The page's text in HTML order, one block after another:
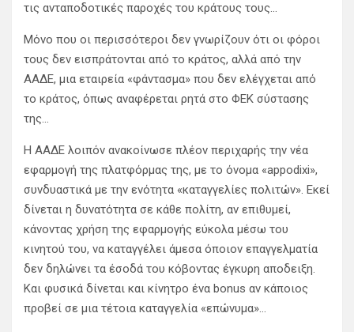
τις ανταποδοτικές παροχές του κράτους τους…
Μόνο που οι περισσότεροι δεν γνωρίζουν ότι οι φόροι
τους δεν εισπράτονται από το κράτος, αλλά από την
ΑΑΔΕ, μια εταιρεία «φάντασμα» που δεν ελέγχεται από
το κράτος, όπως αναφέρεται ρητά στο ΦΕΚ σύστασης
της…
Η ΑΑΔΕ λοιπόν ανακοίνωσε πλέον περιχαρής την νέα
εφαρμογή της πλατφόρμας της, με το όνομα «appodixi»,
συνδυαστικά με την ενότητα «καταγγελίες πολιτών». Εκεί
δίνεται η δυνατότητα σε κάθε πολίτη, αν επιθυμεί,
κάνοντας χρήση της εφαρμογής εύκολα μέσω του
κινητού του, να καταγγέλει άμεσα όποιον επαγγελματία
δεν δηλώνει τα έσοδά του κόβοντας έγκυρη αποδειξη.
Και φυσικά δίνεται και κίνητρο ένα bonus αν κάποιος
προβεί σε μια τέτοια καταγγελία «επώνυμα»…